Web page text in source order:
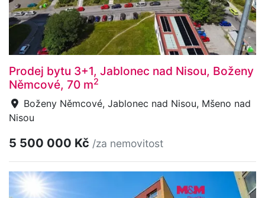
Prodej bytu 3+1, Jablonec nad Nisou, Boženy
Němcové, 70 m2
Boženy Němcové, Jablonec nad Nisou, Mšeno nad
Nisou
5 500 000 Kč /za nemovitost